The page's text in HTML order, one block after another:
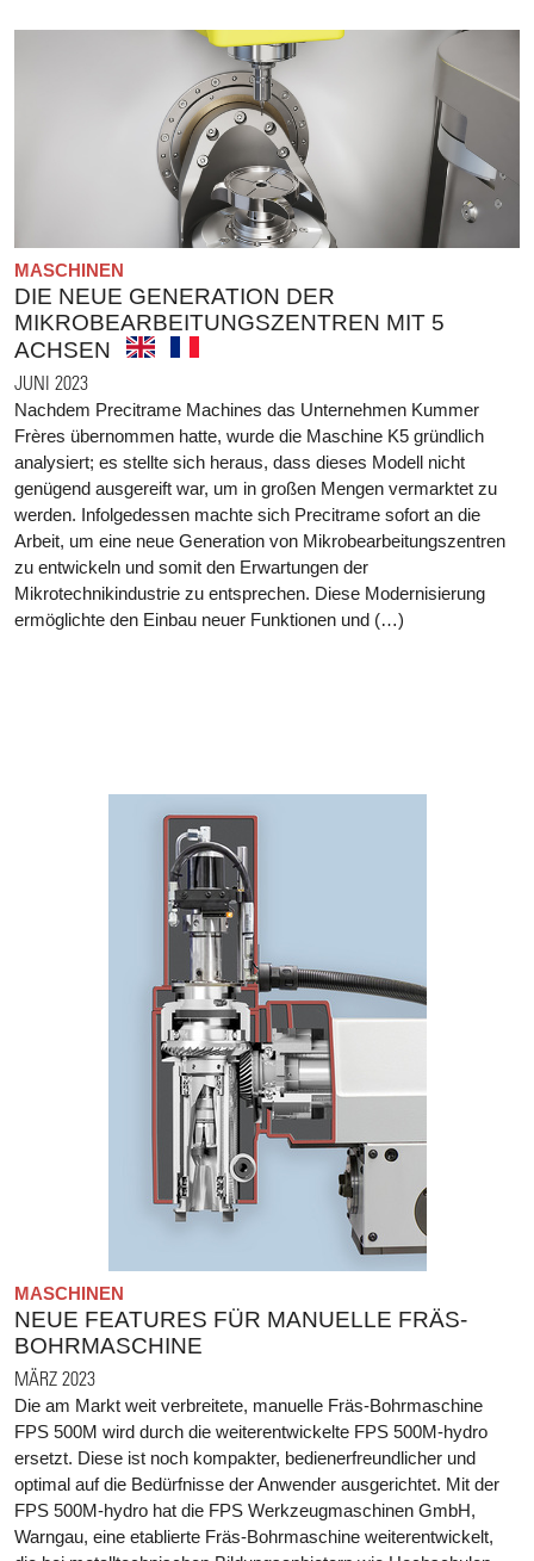
MASCHINEN
DIE NEUE GENERATION DER
MIKROBEARBEITUNGSZENTREN MIT 5
ACHSEN
JUNI 2023
Nachdem Precitrame Machines das Unternehmen Kummer
Frères übernommen hatte, wurde die Maschine K5 gründlich
analysiert; es stellte sich heraus, dass dieses Modell nicht
genügend ausgereift war, um in großen Mengen vermarktet zu
werden. Infolgedessen machte sich Precitrame sofort an die
Arbeit, um eine neue Generation von Mikrobearbeitungszentren
zu entwickeln und somit den Erwartungen der
Mikrotechnikindustrie zu entsprechen. Diese Modernisierung
ermöglichte den Einbau neuer Funktionen und (…)
MASCHINEN
NEUE FEATURES FÜR MANUELLE FRÄS-
BOHRMASCHINE
MÄRZ 2023
Die am Markt weit verbreitete, manuelle Fräs-Bohrmaschine
FPS 500M wird durch die weiterentwickelte FPS 500M-hydro
ersetzt. Diese ist noch kompakter, bedienerfreundlicher und
optimal auf die Bedürfnisse der Anwender ausgerichtet. Mit der
FPS 500M-hydro hat die FPS Werkzeugmaschinen GmbH,
Warngau, eine etablierte Fräs-Bohrmaschine weiterentwickelt,